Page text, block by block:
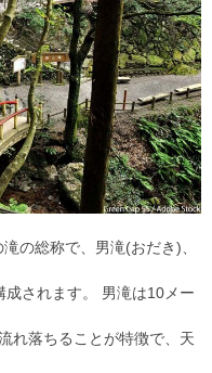
の総称で、男滝(おだき)、
されます。 男滝は10メー
れ落ちることが特徴で、天